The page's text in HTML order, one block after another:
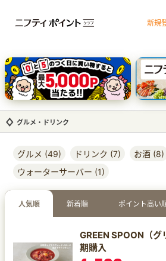
新規
三井住友カード（NL）オーロラデザイン
【三井住友銀行口座お持ちの方専用】Olive口
ライフカードビジネスライトプラス dカー
グルメ・ドリンク
グルメ (49) ドリンク (7) お酒 (8)
ウォーターサーバー (1)
人気順 新着順 ポイント高い
GREEN SPOON（グ
期購入